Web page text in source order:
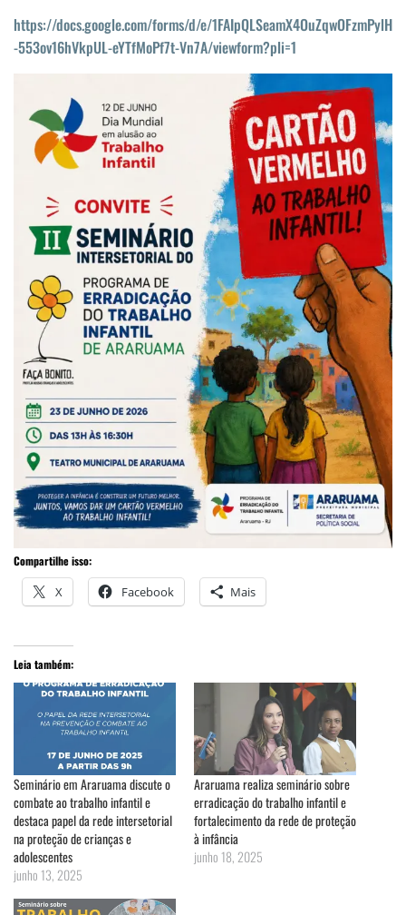
https://docs.google.com/forms/d/e/1FAIpQLSeamX4OuZqwOFzmPylH
-553ov16hVkpUL-eYTfMoPf7t-Vn7A/viewform?pli=1
Compartilhe isso:
X Facebook Mais
Leia também:
Seminário em Araruama discute o
combate ao trabalho infantil e
destaca papel da rede intersetorial
na proteção de crianças e
adolescentes
junho 13, 2025
Araruama realiza seminário sobre
erradicação do trabalho infantil e
fortalecimento da rede de proteção
à infância
junho 18, 2025